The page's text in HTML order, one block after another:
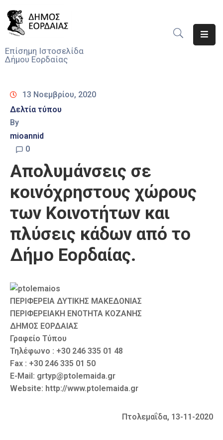
Επίσημη Ιστοσελίδα
Δήμου Εορδαίας
Νέα
Υπηρεσίες
Του
Δήμου
Προσκλήσεις
Αποφάσεις
Τηλέφωνα
Καιρός
13 Νοεμβρίου, 2020
Δελτία τύπου
By
mioannid
0
Απολυμάνσεις σε
κοινόχρηστους χώρους
των Κοινοτήτων και
πλύσεις κάδων από το
Δήμο Εορδαίας.
ΠΕΡΙΦΕΡΕΙΑ ΔΥΤΙΚΗΣ ΜΑΚΕΔΟΝΙΑΣ
ΠΕΡΙΦΕΡΕΙΑΚΗ ΕΝΟΤΗΤΑ ΚΟΖΑΝΗΣ
ΔΗΜΟΣ ΕΟΡΔΑΙΑΣ
Γραφείο Τύπου
Τηλέφωνο : +30 246 335 01 48
Fax : +30 246 335 01 50
E-Mail: grtyp@ptolemaida.gr
Website: http://www.ptolemaida.gr
Πτολεμαΐδα, 13-11-2020